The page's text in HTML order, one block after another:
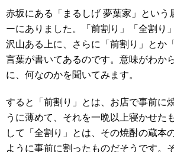
赤坂にある「まるしげ 夢葉家」という
ーにありました。「前割り」「全割り
沢山ある上に、さらに「前割り」とか
言葉が書いてあるのです。意味がわか
に、何なのかを聞いてみます。
すると「前割り」とは、お店で事前に
うに薄めて、それを一晩以上寝かせた
して「全割り」とは、その焼酎の蔵本
ように事前に割ったものだそうです。